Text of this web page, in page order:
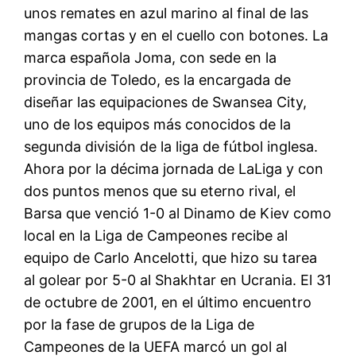
unos remates en azul marino al final de las
mangas cortas y en el cuello con botones. La
marca española Joma, con sede en la
provincia de Toledo, es la encargada de
diseñar las equipaciones de Swansea City,
uno de los equipos más conocidos de la
segunda división de la liga de fútbol inglesa.
Ahora por la décima jornada de LaLiga y con
dos puntos menos que su eterno rival, el
Barsa que venció 1-0 al Dinamo de Kiev como
local en la Liga de Campeones recibe al
equipo de Carlo Ancelotti, que hizo su tarea
al golear por 5-0 al Shakhtar en Ucrania. El 31
de octubre de 2001, en el último encuentro
por la fase de grupos de la Liga de
Campeones de la UEFA marcó un gol al